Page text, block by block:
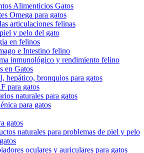
Alimenticios Gatos
Omega para gatos
articulaciones felinas
y pelo del gato
en felinos
e Intestino felino
inmunológico y rendimiento felino
en Gatos
hepático, bronquios para gatos
para gatos
naturales para gatos
para gatos
gatos
naturales para problemas de piel y pelo
oculares y auriculares para gatos